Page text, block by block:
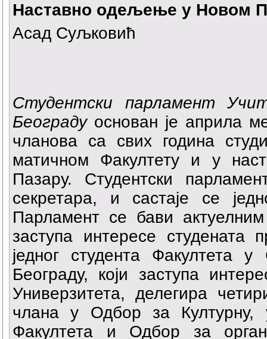
Наставно одељење у Новом
Асад Суљковић
Студентски парламент
Београдуоснован је априла
чланова са свих година
матичном Факултету и у
Пазару. Студентски
секретара, и састаје се
Парламент се бави
заступа интересе студената
једног студента Факултета
Београду, који заступа
Универзитета, делегира
члана у Одбор за Културну,
Факултета и Одбор за